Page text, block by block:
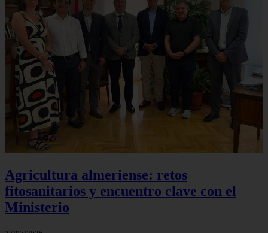
Agricultura almeriense: retos
fitosanitarios y encuentro clave con el
Ministerio